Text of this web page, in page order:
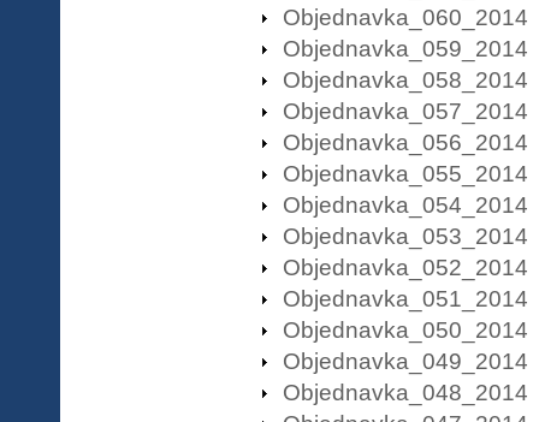
Objednavka_060_2014
Objednavka_059_2014
Objednavka_058_2014
Objednavka_057_2014
Objednavka_056_2014
Objednavka_055_2014
Objednavka_054_2014
Objednavka_053_2014
Objednavka_052_2014
Objednavka_051_2014
Objednavka_050_2014
Objednavka_049_2014
Objednavka_048_2014